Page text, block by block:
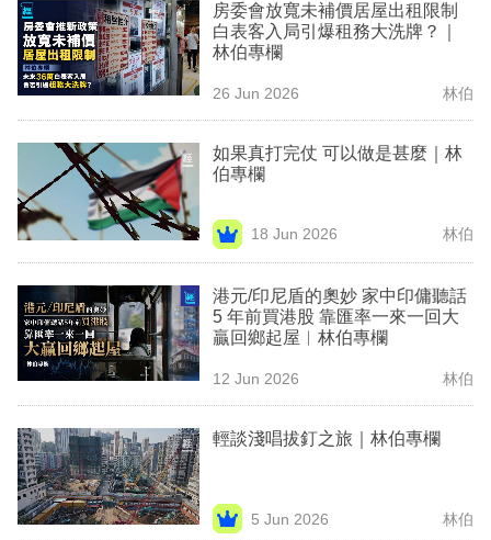
房委會放寬未補價居屋出租限制
白表客入局引爆租務大洗牌？｜
林伯專欄
26 Jun 2026 林伯
如果真打完仗 可以做是甚麼｜林
伯專欄
18 Jun 2026 林伯
港元/印尼盾的奧妙 家中印傭聽話
5 年前買港股 靠匯率一來一回大
贏回鄉起屋︳林伯專欄
12 Jun 2026 林伯
輕談淺唱拔釘之旅｜林伯專欄
5 Jun 2026 林伯